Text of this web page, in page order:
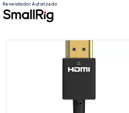
Revendedor Autorizado